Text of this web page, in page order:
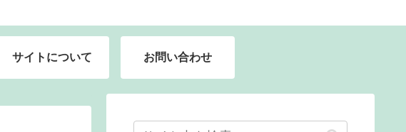
サイトについて お問い合わせ